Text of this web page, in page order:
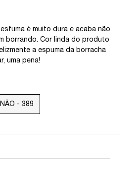
é muito dura e acaba não
borrando. Cor linda do produto
a espuma da borracha
uma pena!
NÃO - 389